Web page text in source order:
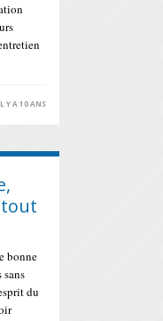
Y A 10 ANS
bonne
sans
du